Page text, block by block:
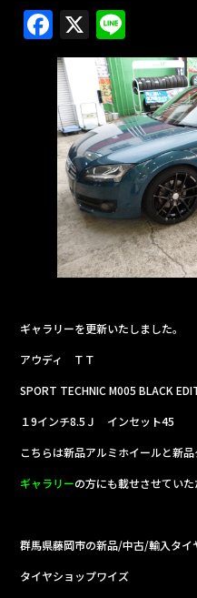
F
a
c
e
b
o
o
k
X
n
e
ギャラリーを更新いたしました。
アウディ ＴＴ
SPORT TECHNIC M005 BLACK
１9インチ8.5Ｊ インセット45
こちらは新品アルミホイールと新
ギャラリーの方にも載せさせていた
群馬県藤岡市の新品/中古/輸入タイ
タイヤショップワイズ